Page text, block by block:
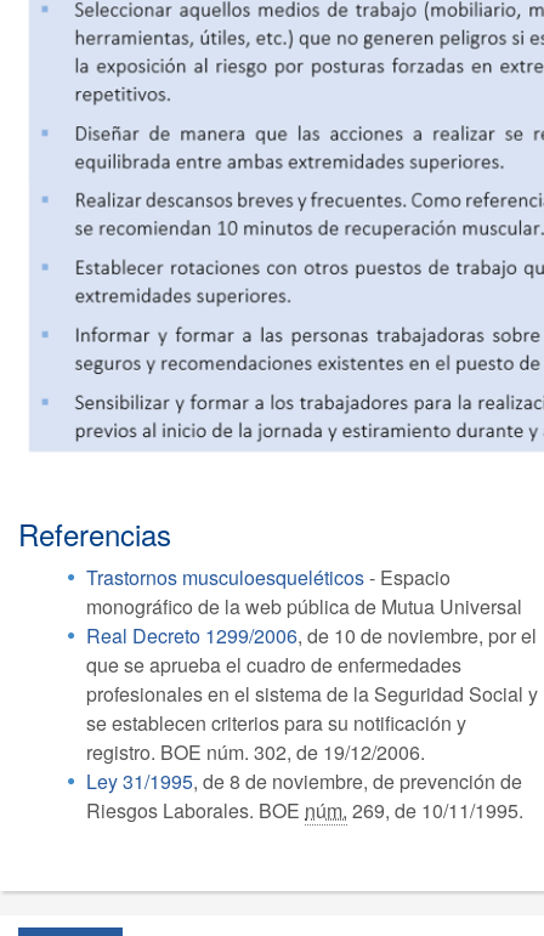
Referencias
Trastornos musculoesqueléticos- Espacio
monográfico de la web pública de Mutua Universal
Real Decreto 1299/2006, de 10 de noviembre, por el
que se aprueba el cuadro de enfermedades
profesionales en el sistema de la Seguridad Social y
se establecen criterios para su notificación y
registro. BOE núm. 302, de 19/12/2006.
Ley 31/1995, de 8 de noviembre, de prevención de
Riesgos Laborales. BOE núm. 269, de 10/11/1995.